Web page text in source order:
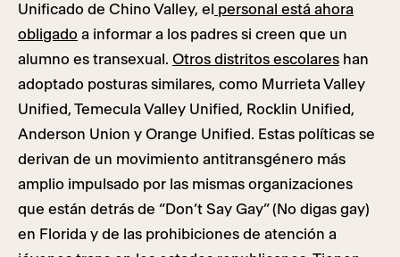
Unificado de Chino Valley, el personal está ahora
obligado a informar a los padres si creen que un
alumno es transexual. Otros distritos escolares han
adoptado posturas similares, como Murrieta Valley
Unified, Temecula Valley Unified, Rocklin Unified,
Anderson Union y Orange Unified. Estas políticas se
derivan de un movimiento antitransgénero más
amplio impulsado por las mismas organizaciones
que están detrás de “Don’t Say Gay” (No digas gay)
en Florida y de las prohibiciones de atención a